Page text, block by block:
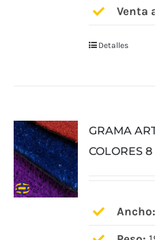
Venta
Detalles
GRAMA
COLORES
Ancho: